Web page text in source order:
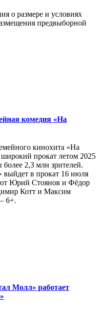
о размере и условиях
предвыборной
комедия «На
кинохита «На
прокат летом 2025
2,3 млн зрителей.
в прокат 16 июля
Юрий Стоянов и Фёдор
Котт и Максим
6+.
Молл» работает